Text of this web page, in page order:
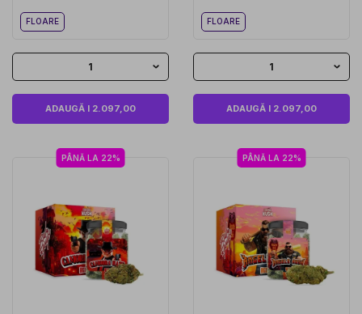
FLOARE
1
ADAUGĂ I 2.097,00
FLOARE
1
ADAUGĂ I 2.097,00
PÂNĂ LA 22% PÂNĂ LA 22%